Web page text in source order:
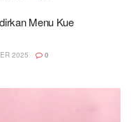
Menu Kue
2025 0